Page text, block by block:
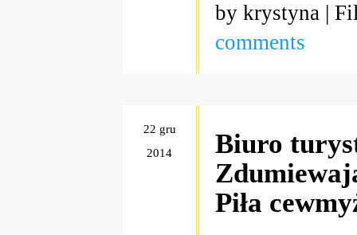
by krystyna |
comments
22 gru
2014
Biuro
Piła